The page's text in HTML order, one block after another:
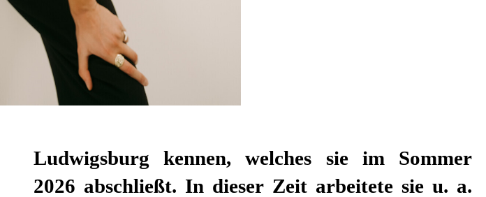
Ludwigsburg kennen, welches sie im Sommer
2026 abschließt. In dieser Zeit arbeitete sie u. a.